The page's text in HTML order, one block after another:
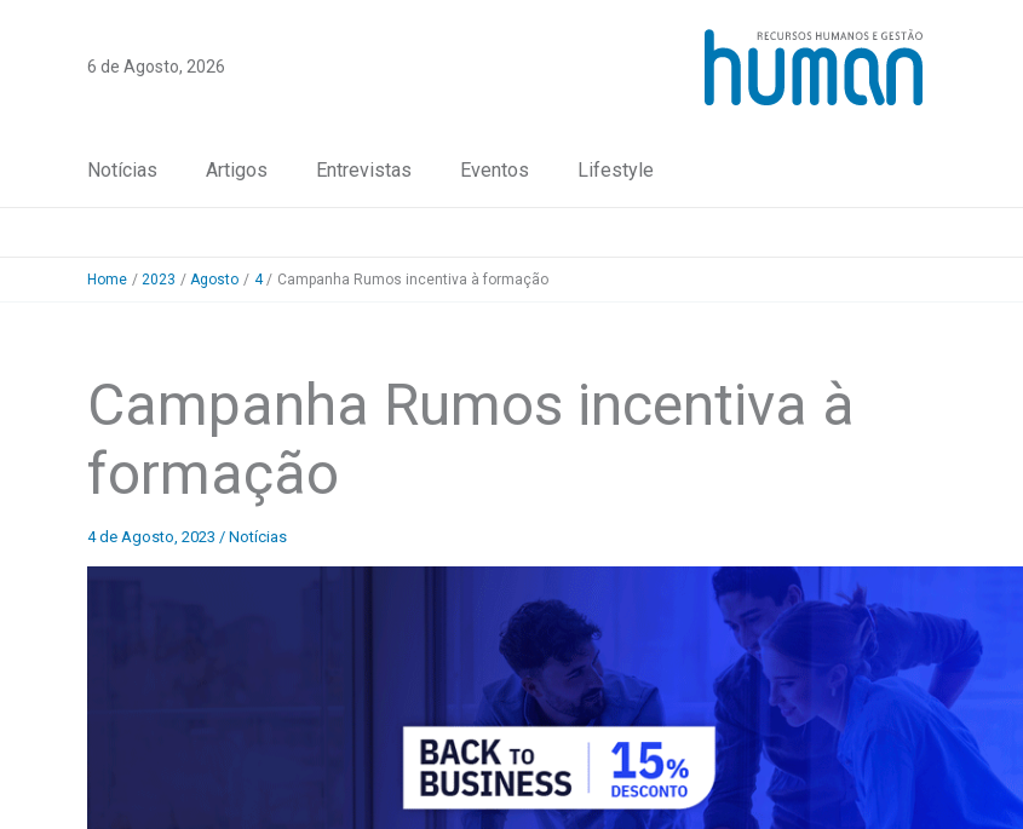
6 de Agosto, 2026
Notícias Artigos Entrevistas Eventos Lifestyle
Home 2023 Agosto 4 Campanha Rumos incentiva à formação
Campanha Rumos incentiva à
formação
4 de Agosto, 2023 / Notícias